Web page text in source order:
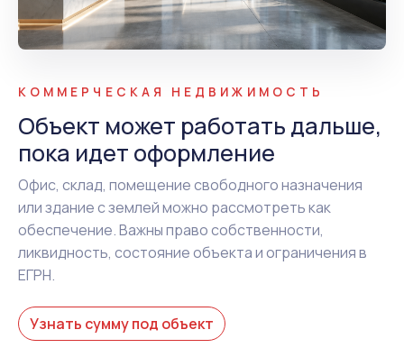
КОММЕРЧЕСКАЯ НЕДВИЖИМОСТЬ
Объект может работать дальше,
пока идет оформление
Офис, склад, помещение свободного назначения
или здание с землей можно рассмотреть как
обеспечение. Важны право собственности,
ликвидность, состояние объекта и ограничения в
ЕГРН.
Узнать сумму под объект